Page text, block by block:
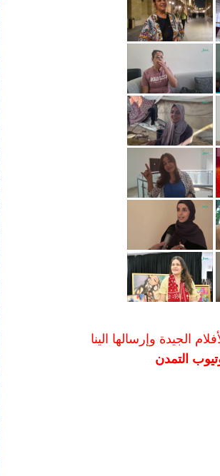
الجيدة وإرسالها الينا
التمدن